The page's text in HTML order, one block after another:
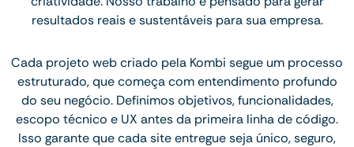
resultados reais e sustentáveis para sua empresa.
Cada projeto web criado pela Kombi segue um processo
estruturado, que começa com entendimento profundo
do seu negócio. Definimos objetivos, funcionalidades,
escopo técnico e UX antes da primeira linha de código.
Isso garante que cada site entregue seja único, seguro,